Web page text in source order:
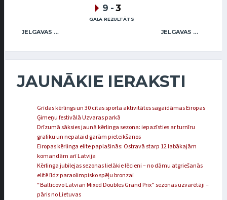
JELGAVAS KĒRLINGA KLUBS / ŠVEISBERGS (MIX) JELGAVAS KĒRLINGA KLUBS / SMILGA (MIX)
9 -3
GALA REZULTĀTS
JAUNĀKIE IERAKSTI
Grīdas kērlings un 30 citas sporta aktivitātes sagaidāmas Eiropas
Ģimeņu festivālā Uzvaras parkā
Drīzumā sāksies jaunā kērlinga sezona: iepazīsties ar turnīru
grafiku un nepalaid garām pieteikšanos
Eiropas kērlinga elite paplašinās: Ostravā starp 12 labākajām
komandām arī Latvija
Kērlinga jubilejas sezonas lielākie lēcieni – no dāmu atgriešanās
elitē līdz paraolimpisko spēļu bronzai
“Balticovo Latvian Mixed Doubles Grand Prix” sezonas uzvarētāji –
pāris no Lietuvas